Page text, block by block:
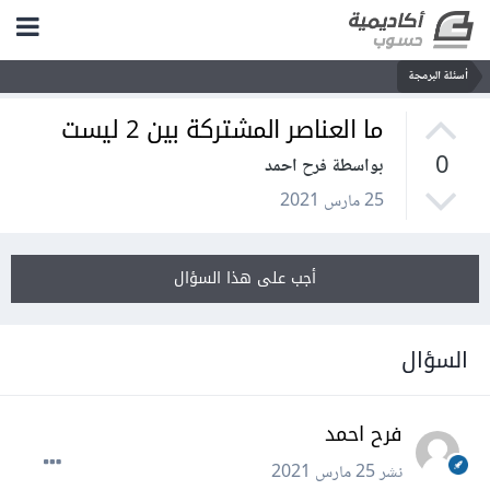
أسئلة البرمجة
0
ما العناصر المشتركة بين 2 ليست
بواسطة فرح احمد
25 مارس 2021
أجب على هذا السؤال
السؤال
فرح احمد
نشر25 مارس 2021